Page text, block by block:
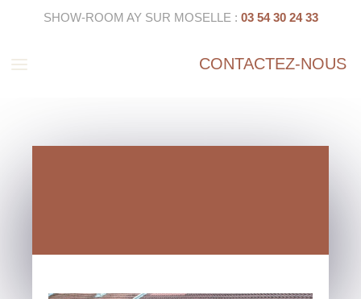
SHOW-ROOM AY SUR MOSELLE : 03 54 30 24 33
a CONTACTEZ-NOUS